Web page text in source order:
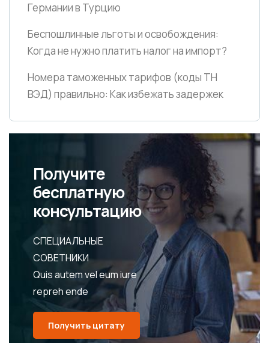
Германии в Турцию
Беспошлинные льготы и освобождения:
Когда не нужно платить налог на импорт?
Номера таможенных тарифов (коды ТН
ВЭД) правильно: Как избежать задержек
Получите
бесплатную
консультацию
СПЕЦИАЛЬНЫЕ
СОВЕТНИКИ
Quis autem vel eum iure
repreh ende
Получить цитату